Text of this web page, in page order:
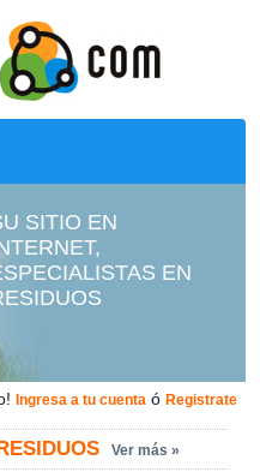
SITIO EN
EN
Ingresa a tu cuenta ó Registrate
Ver más »